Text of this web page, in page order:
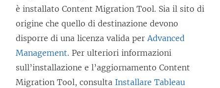
è installato Content Migration Tool. Sia il sito di
origine che quello di destinazione devono
disporre di una licenza valida perAdvanced
Management. Per ulteriori informazioni
sull’installazione e l’aggiornamento Content
Migration Tool, consulta Installare Tableau